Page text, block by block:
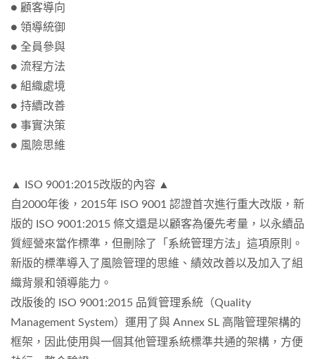
● 顧客導向
● 領導統御
● 全員參與
● 流程方法
● 組織處境
● 持續改善
● 事實決策
● 風險思維
▲ ISO 9001:2015改版的內容 ▲
自2000年後，2015年 ISO 9001 認證首次進行重大改版，新
版的 ISO 9001:2015 條文還是以顧客為優先考量，以永續品
質經營來當作標準，但刪除了「系統管理方法」這項原則。
新版的標準導入了風險管理的思維、績效改善以及加入了組
織背景和領導能力。
改版後的 ISO 9001:2015 品質管理系統（Quality
Management System）運用了與 Annex SL 高階管理架構的
框架，因此使用與一個其他管理系統標準共通的架構，方便